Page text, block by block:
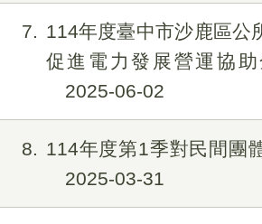
7
114年度臺中市沙鹿區公
促進電力發展營運協
2025-06-02
8
114年度第1季對民間團
2025-03-31